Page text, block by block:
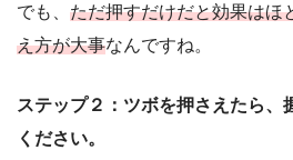
でも、 ただ押すだけだと効果はほ
え方が大事なんですね。
ステップ２：ツボを押さえたら、
ください。